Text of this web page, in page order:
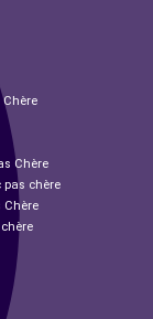
Chère
Chère
pas chère
Chère